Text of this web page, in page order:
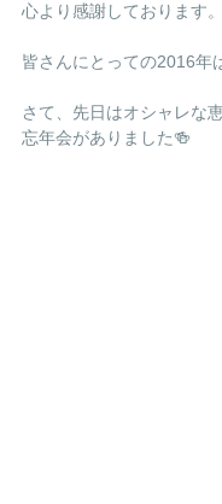
心より感謝しております
皆さんにとっての2016年
さて、先日はオシャレな
忘年会がありました🍻